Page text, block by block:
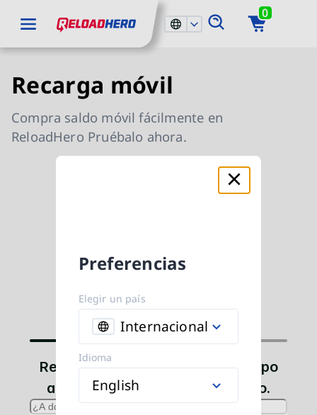
Ir a contenido principal
Ir a navegación principal
ReloadHero: volver a la página de Inicio
0
Preferencias
Elegir un país
Internacional
Idioma
English
Recarga móvil
Compra saldo móvil fácilmente en
ReloadHero Pruébalo ahora.
Recarga móvil global. Envíe tiempo
aire y datos a cualquier teléfono.